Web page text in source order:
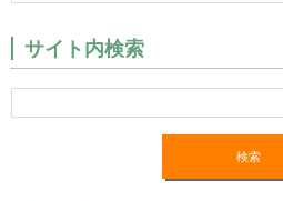
サイト内検索